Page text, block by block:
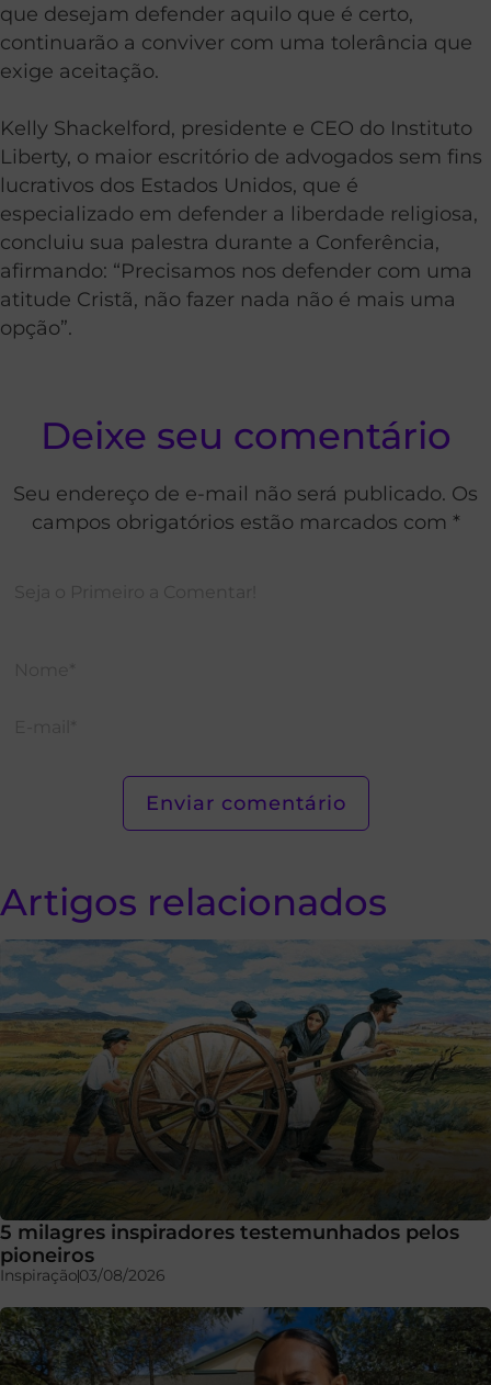
que desejam defender aquilo que é certo,
continuarão a conviver com uma tolerância que
exige aceitação.
Kelly Shackelford, presidente e CEO do Instituto
Liberty, o maior escritório de advogados sem fins
lucrativos dos Estados Unidos, que é
especializado em defender a liberdade religiosa,
concluiu sua palestra durante a Conferência,
afirmando: “Precisamos nos defender com uma
atitude Cristã, não fazer nada não é mais uma
opção”.
Deixe seu comentário
Seu endereço de e-mail não será publicado. Os
campos obrigatórios estão marcados com *
Artigos relacionados
5 milagres inspiradores testemunhados pelos
pioneiros
Inspiração03/08/2026